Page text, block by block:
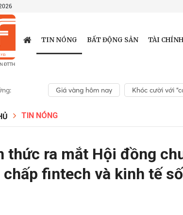
TIN NÓNG BẤT ĐỘNG SẢN TÀI
Giá vàng hôm nay Khóc cười với
TIN NÓNG
thức ra mắt Hội đồng
fintech và kinh tế số